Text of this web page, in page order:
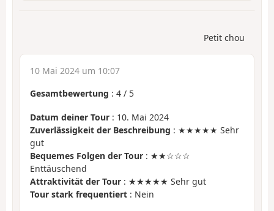
Petit chou
10 Mai 2024 um 10:07
Gesamtbewertung : 4 / 5
Datum deiner Tour : 10. Mai 2024
Zuverlässigkeit der Beschreibung : ★★★★★ Sehr
gut
Bequemes Folgen der Tour : ★★☆☆☆
Enttäuschend
Attraktivität der Tour : ★★★★★ Sehr gut
Tour stark frequentiert : Nein